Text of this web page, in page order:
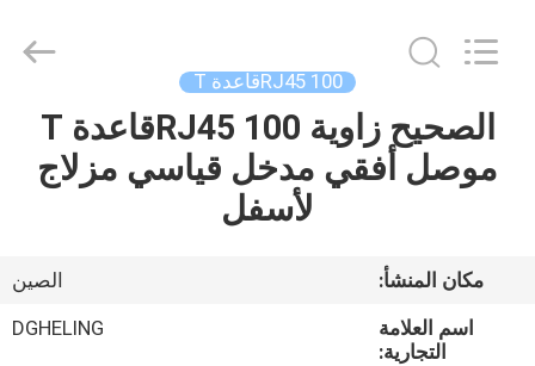
الصفحة
الرئيسية
معلومات
RJ45 100قاعدة T
الصحيح زاوية RJ45 100قاعدة T
موصل أفقي مدخل قياسي مزلاج
لأسفل
مكان المنشأ:
الصين
اسم العلامة
التجارية:
DGHELING